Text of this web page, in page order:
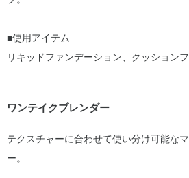
■使用アイテム
リキッドファンデーション、クッション
ワンテイクブレンダー
テクスチャーに合わせて使い分け可能な
ー。